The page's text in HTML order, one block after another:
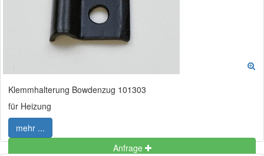
Klemmhalterung Bowdenzug 101303
für Heizung
mehr ...
Anfrage